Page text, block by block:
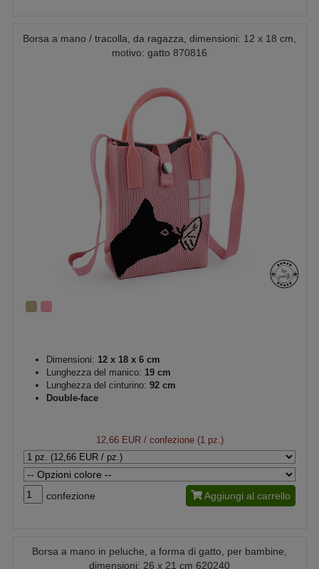
Borsa a mano / tracolla, da ragazza, dimensioni: 12 x 18 cm,
motivo: gatto 870816
Dimensioni: 12 x 18 x 6 cm
Lunghezza del manico: 19 cm
Lunghezza del cinturino: 92 cm
Double-face
12,66 EUR/ confezione (1 pz.)
confezione Aggiungi al carrello
Borsa a mano in peluche, a forma di gatto, per bambine,
dimensioni: 26 x 21 cm 620240